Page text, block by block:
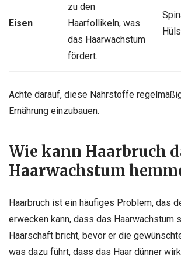
Eisen
zu den
Haarfollikeln, was
das Haarwachstum
fördert.
Achte darauf, diese Nährstoffe
Ernährung einzubauen.
Wie kann Haarbruch
Haarwachstum
Haarbruch ist ein häufiges Problem, das
erwecken kann, dass das Haarwachstum
Haarschaft bricht, bevor er die
was dazu führt, dass das Haar dünner